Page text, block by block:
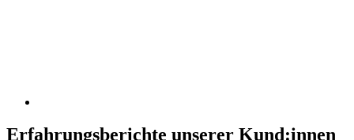
Erfahrungsberichte unserer Kund:innen